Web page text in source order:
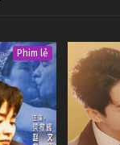
Phim lẻ